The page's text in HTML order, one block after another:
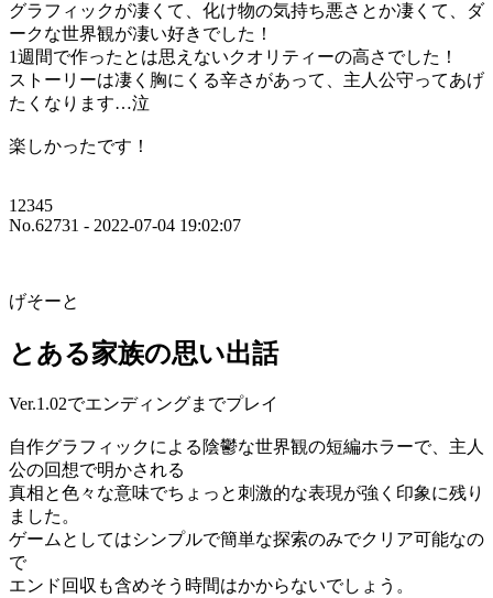
グラフィックが凄くて、化け物の気持ち悪さとか凄くて、ダ
ークな世界観が凄い好きでした！
1週間で作ったとは思えないクオリティーの高さでした！
ストーリーは凄く胸にくる辛さがあって、主人公守ってあげ
たくなります…泣
楽しかったです！
12345
No.62731 - 2022-07-04 19:02:07
げそーと
とある家族の思い出話
Ver.1.02でエンディングまでプレイ
自作グラフィックによる陰鬱な世界観の短編ホラーで、主人
公の回想で明かされる
真相と色々な意味でちょっと刺激的な表現が強く印象に残り
ました。
ゲームとしてはシンプルで簡単な探索のみでクリア可能なの
で
エンド回収も含めそう時間はかからないでしょう。